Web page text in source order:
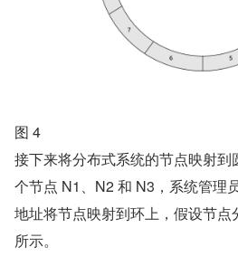
图 4
接下来将分布式系统的节点映射
个节点 N1、N2 和 N3，系统管理
地址将节点映射到环上，假设节
所示。